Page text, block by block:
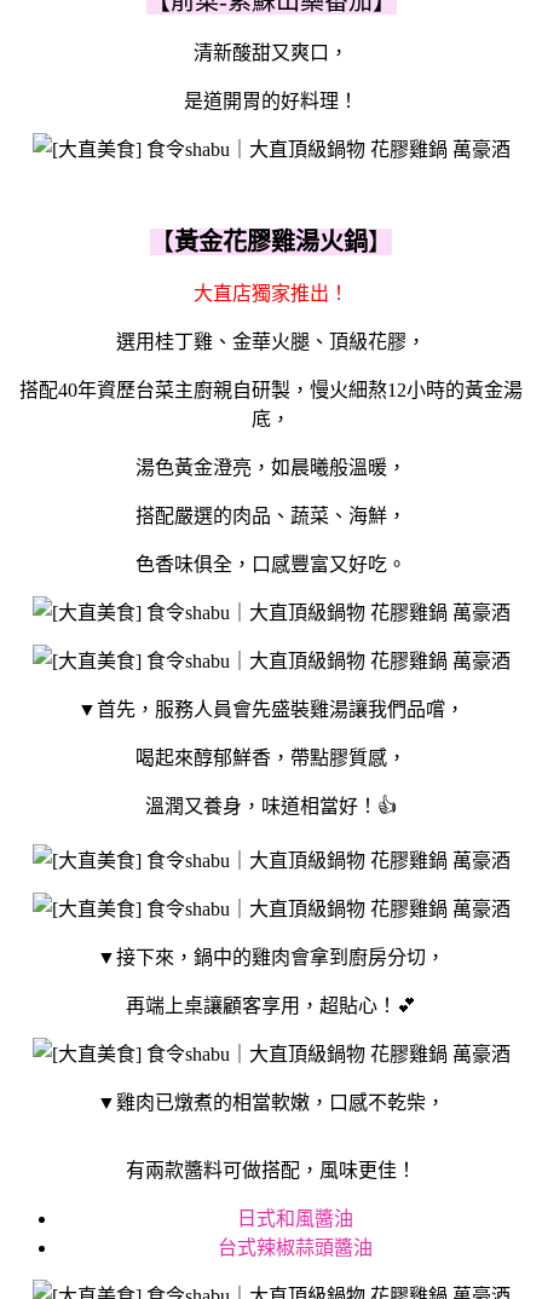
清新酸甜又爽口，
是道開胃的好料理！
【黃金花膠雞湯火鍋】
大直店獨家推出！
選用桂丁雞、金華火腿、頂級花膠，
搭配40年資歷台菜主廚親自研製，慢火細熬12小時的黃金湯
底，
湯色黃金澄亮，如晨曦般溫暖，
搭配嚴選的肉品、蔬菜、海鮮，
色香味俱全，口感豐富又好吃。
▼首先，服務人員會先盛裝雞湯讓我們品嚐，
喝起來醇郁鮮香，帶點膠質感，
溫潤又養身，味道相當好！👍
▼接下來，鍋中的雞肉會拿到廚房分切，
再端上桌讓顧客享用，超貼心！💕
▼雞肉已燉煮的相當軟嫩，口感不乾柴，
有兩款醬料可做搭配，風味更佳！
日式和風醬油
台式辣椒蒜頭醬油